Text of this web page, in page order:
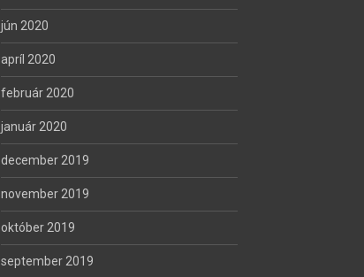
jún 2020
apríl 2020
február 2020
január 2020
december 2019
november 2019
október 2019
september 2019